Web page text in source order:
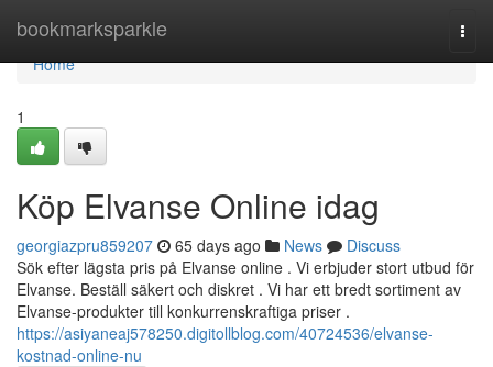
bookmarksparkle
Home
Home
1
Köp Elvanse Online idag
georgiazpru859207 65 days ago News
Discuss
Sök efter lägsta pris på Elvanse online . Vi erbjuder stort utbud för
Elvanse. Beställ säkert och diskret . Vi har ett bredt sortiment av
Elvanse-produkter till konkurrenskraftiga priser .
https://asiyaneaj578250.digitollblog.com/40724536/elvanse-
kostnad-online-nu